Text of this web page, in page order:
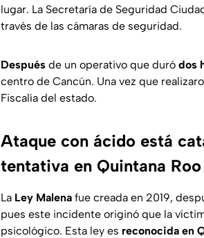
lugar. La Secretaría de Seguridad
través de las cámaras de seguridad.
Después de un operativo que duró dos
centro de Cancún. Una vez que
Fiscalía del estado.
Ataque con ácido está
tentativa en Quintana Roo
La Ley Malena fue creada en 2019,
pues este incidente originó que la
psicológico. Esta ley es reconocida en